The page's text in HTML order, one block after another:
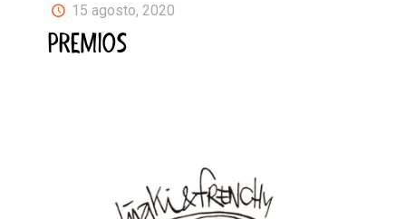
15 agosto, 2020
PREMIOS